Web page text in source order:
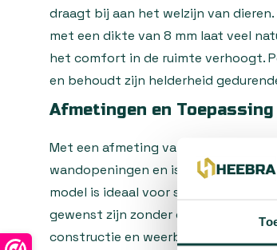
draagt bij aan het welzijn van
met een dikte van 8 mm laat veel
het comfort in de ruimte verhoogt.
en behoudt zijn helderheid
Afmetingen en Toepassing
Met een afmeting van 100x100 cm
wandopeningen en is het geschikt
model is ideaal voor situaties
gewenst zijn zonder de noodzaak
constructie en weerbestendige